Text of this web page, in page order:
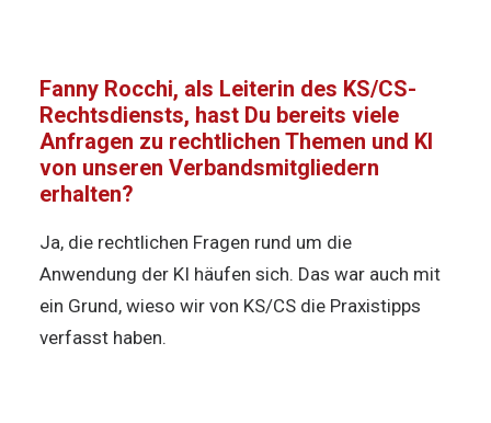
Fanny Rocchi, als Leiterin des KS/CS-
Rechtsdiensts, hast Du bereits viele
Anfragen zu rechtlichen Themen und KI
von unseren Verbandsmitgliedern
erhalten?
Ja, die rechtlichen Fragen rund um die
Anwendung der KI häufen sich. Das war auch mit
ein Grund, wieso wir von KS/CS die Praxistipps
verfasst haben.